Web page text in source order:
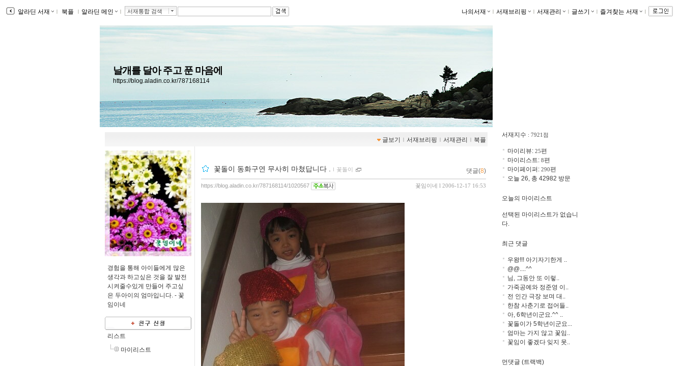
알라딘 서재 ｌ 북플 ｌ 알라딘 메인 ｌ 서재통합 검색 나의서재 ｌ 서재브리핑 ｌ 서재관리 ｌ 글쓰기 ｌ 즐겨찾는 서재 ｌ
날개를 달아 주고 푼 마음에
https://blog.aladin.co.kr/787168114
글보기 ｌ 서재브리핑 ｌ 서재관리 ｌ 북플
경험을 통해 아이들에게 많은
생각과 하고싶은 것을 잘 발전
시켜줄수있게 만들어 주고싶
은 두아이의 엄마입니다. - 꽃
임이네
리스트
마이리스트
꽃돌이 동화구연 무사히 마쳤답니다 . ｌ 꽃돌이 댓글(8)
꽃임이네 l 2006-12-17 16:53
https://blog.aladin.co.kr/787168114/1020567
서재지수 : 7921점
마이리뷰: 25편
마이리스트: 8편
마이페이퍼: 290편
오늘 26, 총 42982 방문
오늘의 마이리스트
선택된 마이리스트가 없습니
다.
최근 댓글
우왕!!! 아기자기한게 ..
@@....^^
님, 그동안 또 이렇..
가죽공예와 정준영 이..
전 인간 극장 보며 대..
한참 사춘기로 접어들..
아, 6학년이군요.^^ ..
꽃돌이가 5학년이군요...
엄마는 가지 않고 꽃임..
꽃임이 좋겠다 잊지 못..
먼댓글 (트랙백)